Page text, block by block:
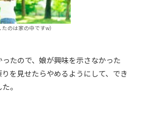
のは家の中ですw）
たので、娘が興味を示さなかった
を見せたらやめるようにして、でき
。